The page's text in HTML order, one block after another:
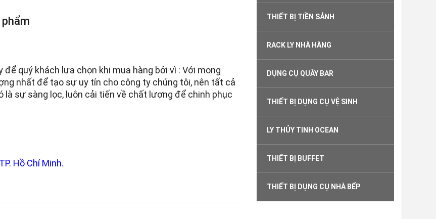
để quý khách lựa chọn khi mua hàng bởi vì : Với mong
nhất để tạo sự uy tín cho công ty chúng tôi, nên tất cả
sự sàng lọc, luôn cải tiến về chất lượng để chinh phục
Hồ Chí Minh.
THIẾT BỊ TIỀN SẢNH
RACK LY NHÀ HÀNG
DỤNG CỤ QUẦY BAR
THIẾT BỊ DỤNG CỤ VỆ SINH
LY THỦY TINH OCEAN
THIẾT BỊ BUFFET
THIẾT BỊ DỤNG CỤ NHÀ BẾP